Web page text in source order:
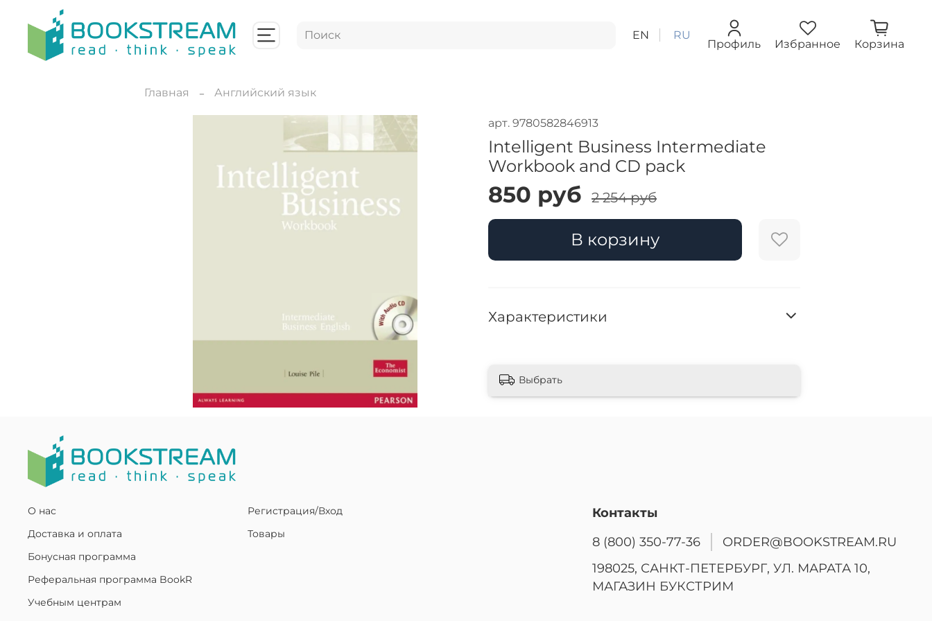
EN RU
Профиль Избранное Корзина
Главная Английский язык
арт. 9780582846913
Intelligent Business Intermediate
Workbook and CD pack
850 руб 2 254 руб
В корзину
Характеристики
Выбрать
О нас
Доставка и оплата
Бонусная программа
Реферальная программа BookR
Учебным центрам
Регистрация/Вход
Товары
Контакты
8 (800) 350-77-36
ORDER@BOOKSTREAM.RU
198025, САНКТ-ПЕТЕРБУРГ, УЛ. МАРАТА 10,
МАГАЗИН БУКСТРИМ